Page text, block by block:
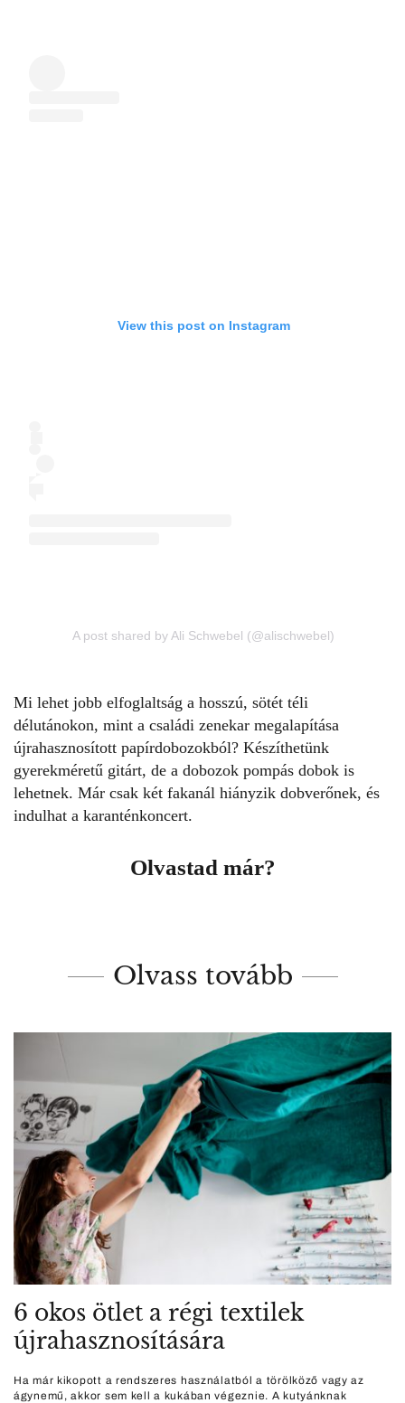
View this post on Instagram
A post shared by Ali Schwebel (@alischwebel)
Mi lehet jobb elfoglaltság a hosszú, sötét téli
délutánokon, mint a családi zenekar megalapítása
újrahasznosított papírdobozokból? Készíthetünk
gyerekméretű gitárt, de a dobozok pompás dobok is
lehetnek. Már csak két fakanál hiányzik dobverőnek, és
indulhat a karanténkoncert.
Olvastad már?
Olvass tovább
6 okos ötlet a régi textilek
újrahasznosítására
Ha már kikopott a rendszeres használatból a törölköző vagy az
ágynemű, akkor sem kell a kukában végeznie. A kutyánknak